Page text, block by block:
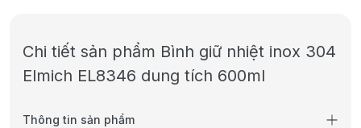
Chi tiết sản phẩm Bình giữ nhiệt inox 304
Elmich EL8346 dung tích 600ml
Thông tin sản phẩm